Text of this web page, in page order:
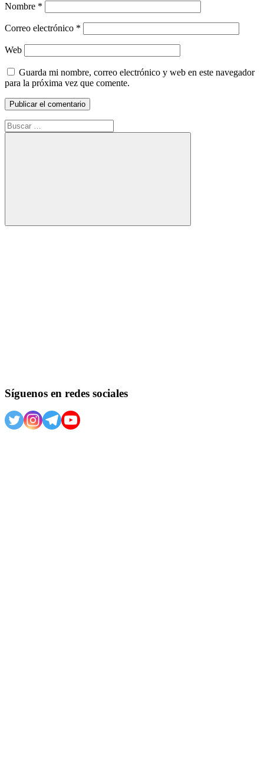
Nombre *
Correo electrónico *
Web
Guarda mi nombre, correo electrónico y web en este navegador
para la próxima vez que comente.
Buscar:
Buscar
Síguenos en redes sociales